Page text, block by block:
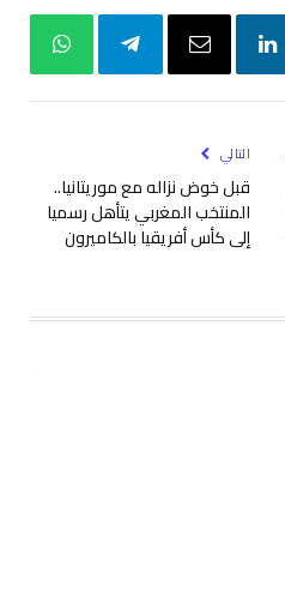
التالي
قبل خوض نزاله مع موريتانيا..
المنتخب المغربي يتأهل رسميا
إلى كأس أفريقيا بالكاميرون